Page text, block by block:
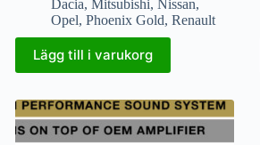
Dacia, Mitsubishi, Nissan,
Opel, Phoenix Gold, Renault
Lägg till i varukorg